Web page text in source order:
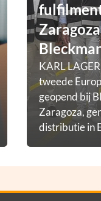
KARL
tweede
geopend bij
Zaragoza,
distributie in